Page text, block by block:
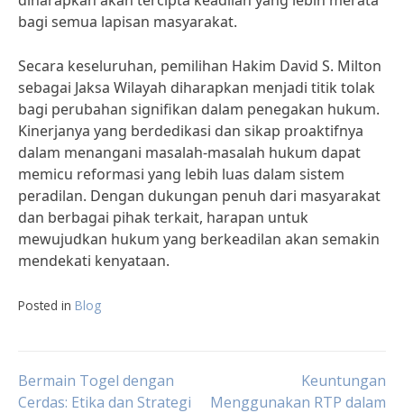
bagi semua lapisan masyarakat.
Secara keseluruhan, pemilihan Hakim David S. Milton
sebagai Jaksa Wilayah diharapkan menjadi titik tolak
bagi perubahan signifikan dalam penegakan hukum.
Kinerjanya yang berdedikasi dan sikap proaktifnya
dalam menangani masalah-masalah hukum dapat
memicu reformasi yang lebih luas dalam sistem
peradilan. Dengan dukungan penuh dari masyarakat
dan berbagai pihak terkait, harapan untuk
mewujudkan hukum yang berkeadilan akan semakin
mendekati kenyataan.
Posted in Blog
Post
Bermain Togel dengan
Cerdas: Etika dan Strategi
Keuntungan
Menggunakan RTP dalam